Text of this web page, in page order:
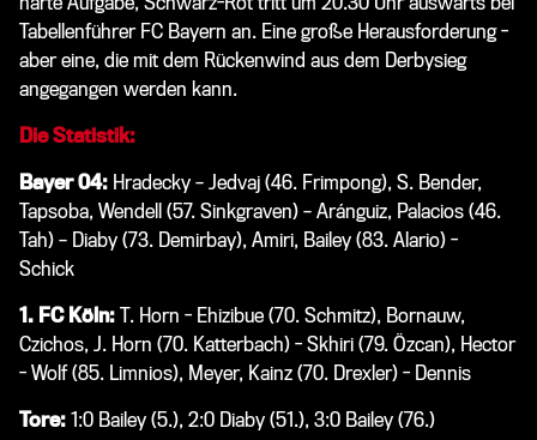
Tabellenführer FC Bayern an. Eine große Herausforderung -
aber eine, die mit dem Rückenwind aus dem Derbysieg
angegangen werden kann.
Die Statistik:
Bayer 04: Hradecky – Jedvaj (46. Frimpong), S. Bender,
Tapsoba, Wendell (57. Sinkgraven) – Aránguiz, Palacios (46.
Tah) – Diaby (73. Demirbay), Amiri, Bailey (83. Alario) -
Schick
1. FC Köln: T. Horn - Ehizibue (70. Schmitz), Bornauw,
Czichos, J. Horn (70. Katterbach) - Skhiri (79. Özcan), Hector
- Wolf (85. Limnios), Meyer, Kainz (70. Drexler) - Dennis
Tore: 1:0 Bailey (5.), 2:0 Diaby (51.), 3:0 Bailey (76.)